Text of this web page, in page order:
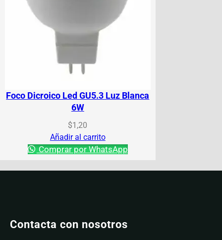
Foco Dicroico Led GU5.3 Luz Blanca
6W
$1,20
Añadir al carrito
Comprar por WhatsApp
Contacta con nosotros